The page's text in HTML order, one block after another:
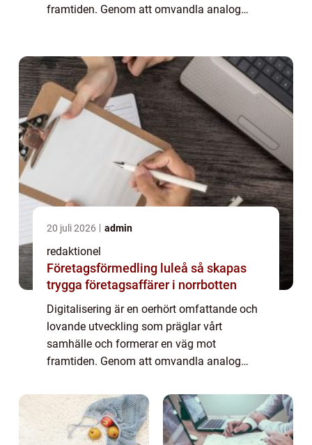
framtiden. Genom att omvandla analog
interagerar med varan...
20 juli 2026 admin
redaktionel
Företagsförmedling luleå så skapas
trygga företagsaffärer i norrbotten
Digitalisering är en oerhört omfattande och
lovande utveckling som präglar vårt
samhälle och formerar en väg mot
framtiden. Genom att omvandla analog
digitaliseringen revolutionerat sättet vi
interagerar med varan...